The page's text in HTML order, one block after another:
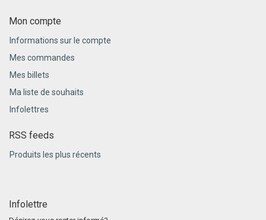
Mon compte
Informations sur le compte
Mes commandes
Mes billets
Ma liste de souhaits
Infolettres
RSS feeds
Produits les plus récents
Infolettre